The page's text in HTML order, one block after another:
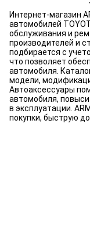
Интернет-магазин
автомобилей
обслуживания и
производителей и
подбирается с
что позволяет
автомобиля.
модели,
Автоаксессуары
автомобиля,
в эксплуатации.
покупки, быструю